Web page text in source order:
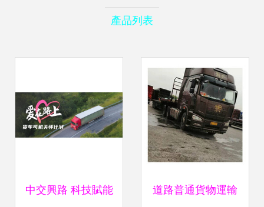
產品列表
中交興路 科技賦能 道路普通貨物運輸